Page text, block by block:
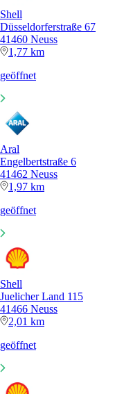
Shell
Düsseldorferstraße 67
41460 Neuss
1,77 km
geöffnet
Aral
Engelbertstraße 6
41462 Neuss
1,97 km
geöffnet
Shell
Juelicher Land 115
41466 Neuss
2,01 km
geöffnet